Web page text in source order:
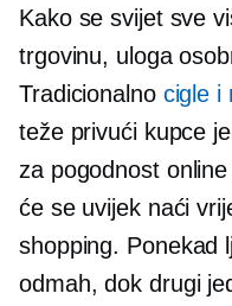
Kako se svijet sve
trgovinu, uloga
Tradicionalno cigle i
teže privući kupce
za pogodnost
će se uvijek naći
shopping. Ponekad
odmah, dok drugi